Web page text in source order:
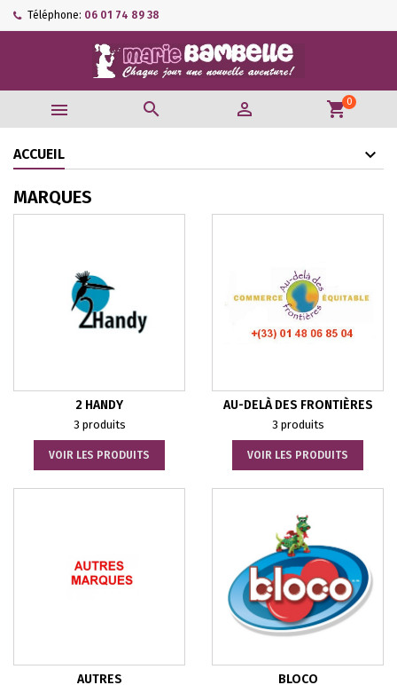
Téléphone: 06 01 74 89 38
   shopping_cart0
ACCUEIL
MARQUES
2 HANDY
3 produits
VOIR LES PRODUITS
AU-DELÀ DES FRONTIÈRES
3 produits
VOIR LES PRODUITS
AUTRES BLOCO